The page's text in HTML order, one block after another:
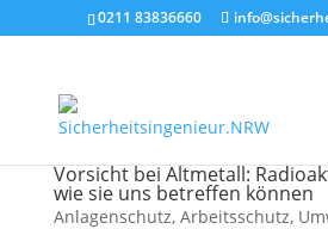
0211 83836660
Vorsicht bei Altmetall:
wie sie uns betreffen können
Anlagenschutz, Arbeitsschutz,